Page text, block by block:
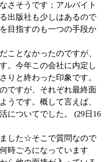
さそうです；アルバイト
出版社も少しはあるので
目指すのも一つの手段か
ことなかったのですが、
。今年この会社に内定し
りと終わった印象です。
ですが、それぞれ最終面
うです。概して言えば、
についてでした。 (29日16
した☆そこで質問なので
時ごろになっています